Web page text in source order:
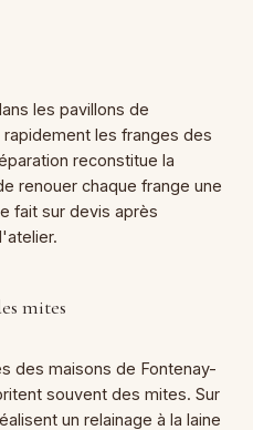
les pavillons de
les franges des
reconstitue la
renouer chaque frange une
fait sur devis après
mites
des maisons de Fontenay-
souvent des mites. Sur
un relainage à la laine